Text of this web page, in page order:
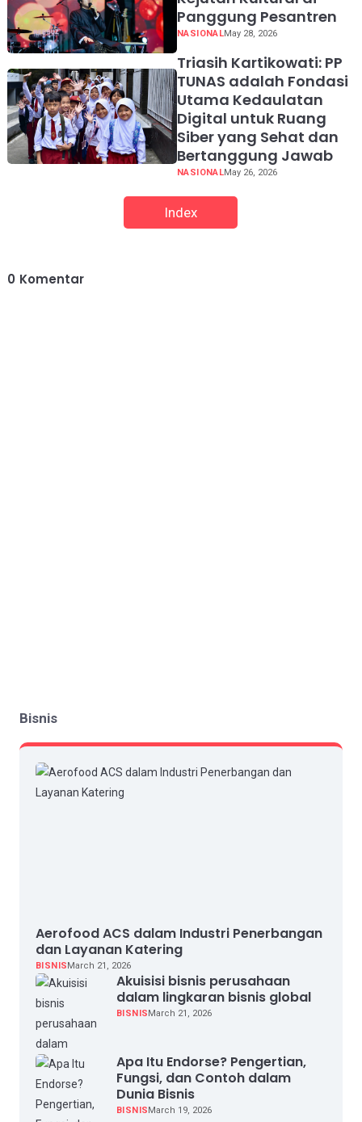
Panggung Pesantren
NASIONALMay 28, 2026
Triasih Kartikowati: PP
TUNAS adalah Fondasi
Utama Kedaulatan
Digital untuk Ruang
Siber yang Sehat dan
Bertanggung Jawab
NASIONALMay 26, 2026
Index
0 Komentar
Bisnis
Aerofood ACS dalam Industri Penerbangan
dan Layanan Katering
BISNIS March 21, 2026
Akuisisi bisnis perusahaan
dalam lingkaran bisnis global
BISNIS March 21, 2026
Apa Itu Endorse? Pengertian,
Fungsi, dan Contoh dalam
Dunia Bisnis
BISNIS March 19, 2026